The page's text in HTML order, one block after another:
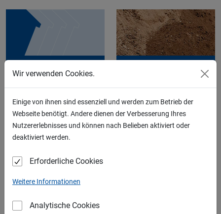
Wir verwenden Cookies.
Einige von ihnen sind essenziell und werden zum Betrieb der
Webseite benötigt. Andere dienen der Verbesserung Ihres
Nutzererlebnisses und können nach Belieben aktiviert oder
deaktiviert werden.
Erforderliche Cookies
Weitere Informationen
Analytische Cookies